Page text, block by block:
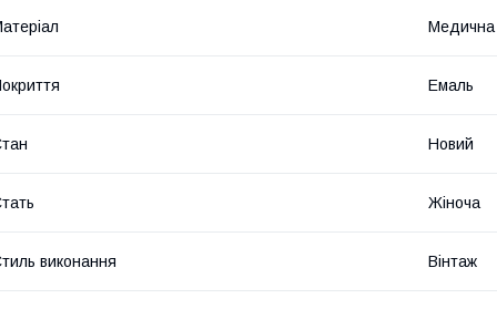
Медична
Емаль
Новий
Жіноча
виконання Вінтаж